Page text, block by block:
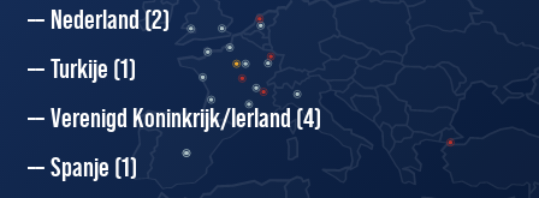
Nederland(2)
Turkije (1)
Verenigd Koninkrijk/Ierland(4)
Spanje (1)